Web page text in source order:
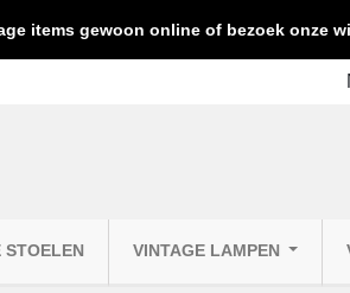
items gewoon online of bezoek onze
STOELEN VINTAGE LAMPEN